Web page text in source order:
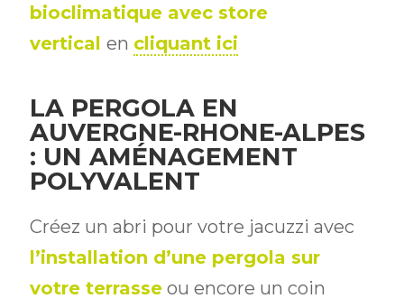
bioclimatique avec store
vertical en cliquant ici
LA PERGOLA EN
AUVERGNE-RHONE-ALPES
: UN AMÉNAGEMENT
POLYVALENT
Créez un abri pour votre jacuzzi avec
l’installation d’une pergola sur
votre terrasse ou encore un coin